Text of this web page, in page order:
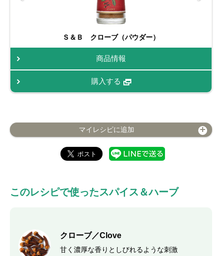
Ｓ＆Ｂ クローブ（パウダー）
商品情報
購入する
マイレシピに追加
このレシピで使ったスパイス＆ハーブ
クローブ／Clove
甘く濃厚な香りとしびれるような刺激